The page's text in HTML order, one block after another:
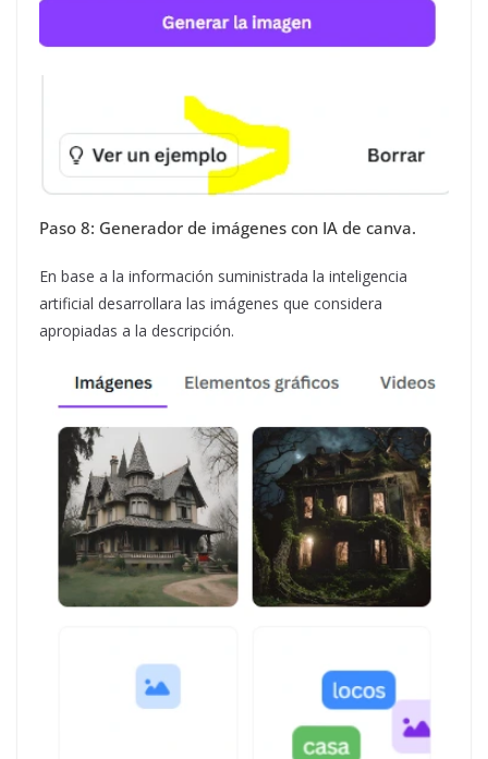
Paso 8: Generador de imágenes con IA de canva.
En base a la información suministrada la inteligencia
artificial desarrollara las imágenes que considera
apropiadas a la descripción.